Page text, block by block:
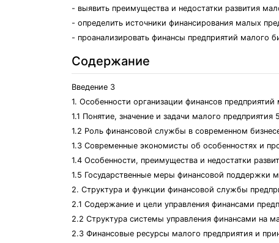
- выявить преимущества и недостатки развития
- определить источники финансирования малых
- проанализировать финансы предприятий малого
Содержание
Введение 3
1. Особенности организации финансов предприятий
1.1 Понятие, значение и задачи малого предприятия 5
1.2 Роль финансовой службы в современном
1.3 Современные экономисты об особенностях и
1.4 Особенности, преимущества и недостатки
1.5 Государственные меры финансовой поддержки
2. Структура и функции финансовой службы
2.1 Содержание и цели управления финансами
2.2 Структура системы управления финансами на
2.3 Финансовые ресурсы малого предприятия и